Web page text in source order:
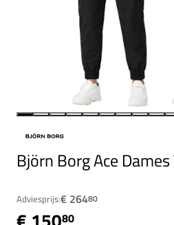
Björn Borg Ace
Adviesprijs:€ 26480
80